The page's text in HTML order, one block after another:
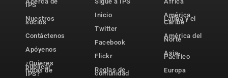
IPS
Nuestros
socios
Contáctenos
Apóyenos
¿Quieres
publicar
notas de
IPS?
Inicio
Twitter
Facebook
Flickr
Reglas de
comunidad
América
Latina y el
Caribe
América del
Norte
Asia-
Pacífico
Europa